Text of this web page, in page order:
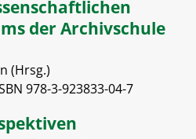
der Archivschule
(Hrsg.)
978-3-923833-04-7